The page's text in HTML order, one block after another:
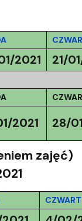
2021 21/
2021 28/
zajęć)